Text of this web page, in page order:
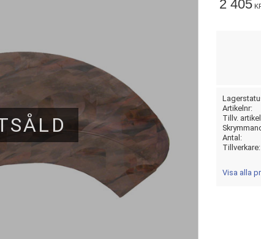
2 405
Artikelnr
Tillv.
Antal
Tillverkare
Visa alla